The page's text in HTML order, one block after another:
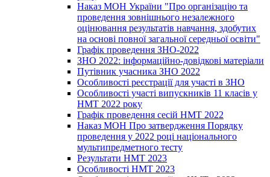
Наказ МОН України "Про організацію та
проведення зовнішнього незалежного
оцінювання результатів навчання, здобутих
на основі повної загальної середньої освіти"
Графік проведення ЗНО-2022
ЗНО 2022: інформаційно-довідкові матеріали
Путівник учасника ЗНО 2022
Особливості реєстрації для участі в ЗНО
Особливості участі випускників 11 класів у
НМТ 2022 року
Графік проведення сесій НМТ 2022
Наказ МОН Про затвердження Порядку
проведення у 2022 році національного
мультипредметного тесту
Результати НМТ 2023
Особливості НМТ 2023